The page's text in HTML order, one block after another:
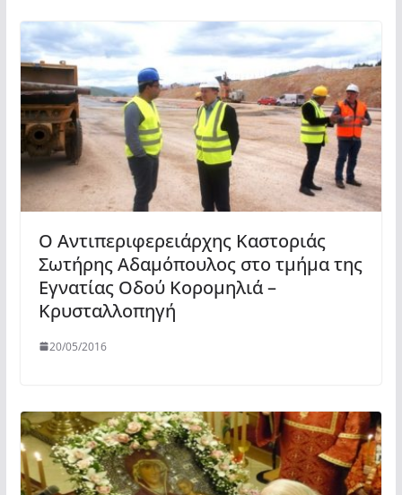
Ο Αντιπεριφερειάρχης Καστοριάς
Σωτήρης Αδαμόπουλος στο τμήμα της
Εγνατίας Οδού Κορομηλιά –
Κρυσταλλοπηγή
20/05/2016